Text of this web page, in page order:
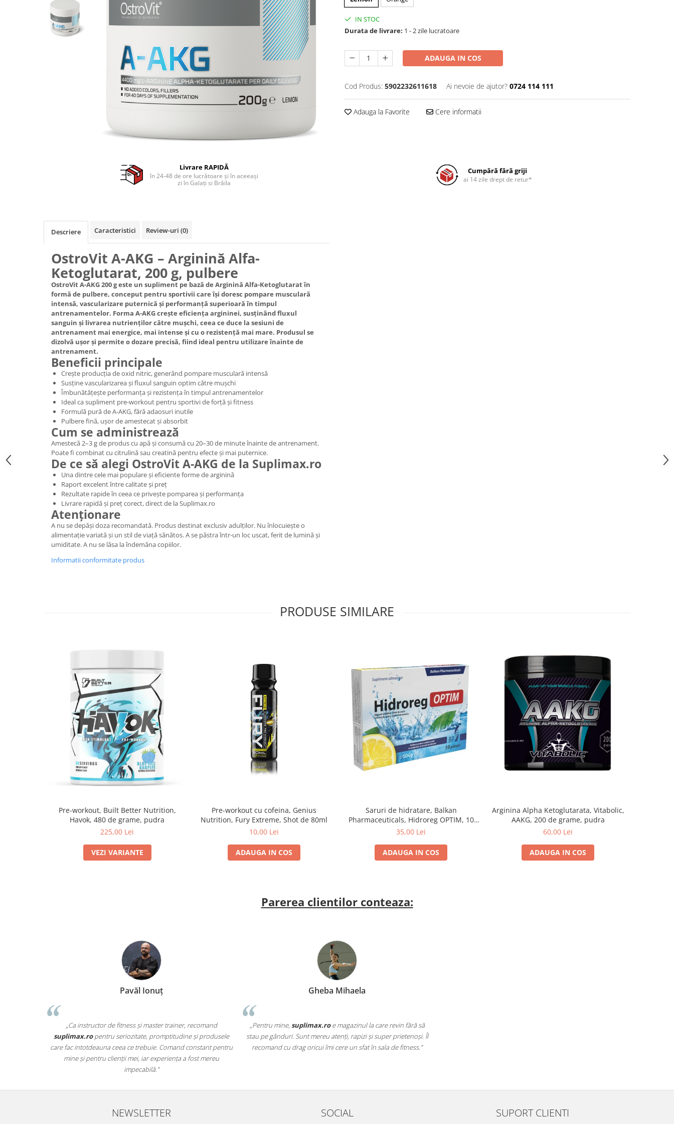
IN STOC
Durata de livrare: 1 - 2 zile lucratoare
ADAUGA IN COS
Cod Produs: 5902232611618 Ai nevoie de ajutor? 0724 114 111
Adauga la Favorite Cere informatii
Livrare RAPIDĂ
în 24-48 de ore lucrătoare și în aceeași
zi în Galați si Brăila
Cumpără fără griji
ai 14 zile drept de retur*
Descriere Caracteristici Review-uri (0)
OstroVit A-AKG – Arginină Alfa-
Ketoglutarat, 200 g, pulbere
OstroVit A-AKG 200 g este un supliment pe bază de Arginină Alfa-Ketoglutarat în
formă de pulbere, conceput pentru sportivii care își doresc pompare musculară
intensă, vascularizare puternică și performanță superioară în timpul
antrenamentelor. Forma A-AKG crește eficiența argininei, susținând fluxul
sanguin și livrarea nutrienților către mușchi, ceea ce duce la sesiuni de
antrenament mai energice, mai intense și cu o rezistență mai mare. Produsul se
dizolvă ușor și permite o dozare precisă, fiind ideal pentru utilizare înainte de
antrenament.
Beneficii principale
Crește producția de oxid nitric, generând pompare musculară intensă
Susține vascularizarea și fluxul sanguin optim către mușchi
Îmbunătățește performanța și rezistența în timpul antrenamentelor
Ideal ca supliment pre-workout pentru sportivi de forță și fitness
Formulă pură de A-AKG, fără adaosuri inutile
Pulbere fină, ușor de amestecat și absorbit
Cum se administrează
Amestecă 2–3 g de produs cu apă și consumă cu 20–30 de minute înainte de antrenament.
Poate fi combinat cu citrulină sau creatină pentru efecte și mai puternice.
De ce să alegi OstroVit A-AKG de la Suplimax.ro
Una dintre cele mai populare și eficiente forme de arginină
Raport excelent între calitate și preț
Rezultate rapide în ceea ce privește pomparea și performanța
Livrare rapidă și preț corect, direct de la Suplimax.ro
Atenționare
A nu se depăși doza recomandată. Produs destinat exclusiv adulților. Nu înlocuiește o
alimentație variată și un stil de viață sănătos. A se păstra într-un loc uscat, ferit de lumină și
umiditate. A nu se lăsa la îndemâna copiilor.
Informatii conformitate produs
PRODUSE SIMILARE
Pre-workout, Built Better Nutrition,
Havok, 480 de grame, pudra
225,00 Lei
VEZI VARIANTE
Pre-workout cu cofeina, Genius
Nutrition, Fury Extreme, Shot de 80ml
10,00 Lei
ADAUGA IN COS
Saruri de hidratare, Balkan
Pharmaceuticals, Hidroreg OPTIM, 10
plicuri
35,00 Lei
ADAUGA IN COS
Arginina Alpha Ketoglutarata, Vitabolic,
AAKG, 200 de grame, pudra
60,00 Lei
ADAUGA IN COS
Parerea clientilor conteaza:
Pavăl Ionuț
„Ca instructor de fitness și master trainer, recomand
suplimax.ropentru seriozitate, promptitudine și produsele
care fac intotdeauna ceea ce trebuie. Comand constant pentru
mine și pentru clienții mei, iar experiența a fost mereu
impecabilă.”
Gheba Mihaela
„Pentru mine,suplimax.roe magazinul la care revin fără să
stau pe gânduri. Sunt mereu atenți, rapizi și super prietenoși. Îl
recomand cu drag oricui îmi cere un sfat în sala de fitness.”
NEWSLETTER SOCIAL SUPORT CLIENTI